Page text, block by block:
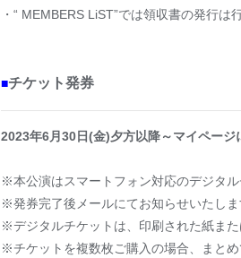
・“ MEMBERS LiST”では領収書の発行は
■チケット発券
2023年6月30日(金)夕方以降～マイページ
※本公演はスマートフォン対応のデジタル
※発券完了後メールにてお知らせいたし
※デジタルチケットは、印刷された紙ま
※チケットを複数枚ご購入の場合、まとめ